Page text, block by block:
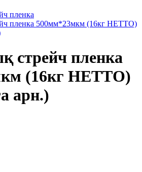
пленка
пленка 500мм*23мкм (16кг НЕТТО)
стрейч пленка
(16кг НЕТТО)
арн.)